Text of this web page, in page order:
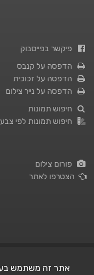
פיקשר בפייסבוק
הדפסה על קנבס
הדפסה על זכוכית
הדפסה על נייר צילום
חיפוש תמונות
חיפוש תמונות לפי צבע
פורום צילום
הצטרפו לאתר